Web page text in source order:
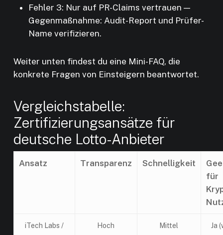
Fehler 3: Nur auf PR-Claims vertrauen —
Gegenmaßnahme: Audit-Report und Prüfer-
Name verifizieren.
Weiter unten findest du eine Mini-FAQ, die
konkrete Fragen von Einsteigern beantwortet.
Vergleichstabelle:
Zertifizierungsansätze für
deutsche Lotto-Anbieter
Ansatz Transparenz Schnelligkeit
für
iTech Labs /
Hoch Mittel
Ja